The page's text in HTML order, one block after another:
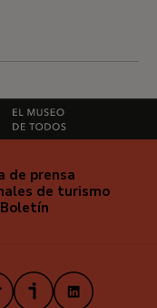
de prensa
de turismo
Boletín
iVooxLinkedIn